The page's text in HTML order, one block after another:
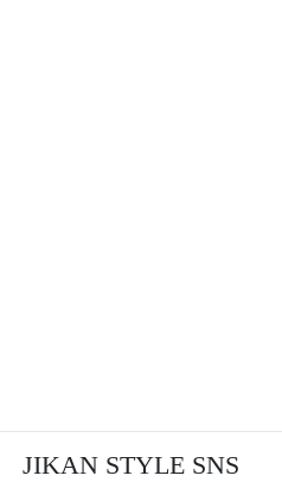
JIKAN STYLE SNS